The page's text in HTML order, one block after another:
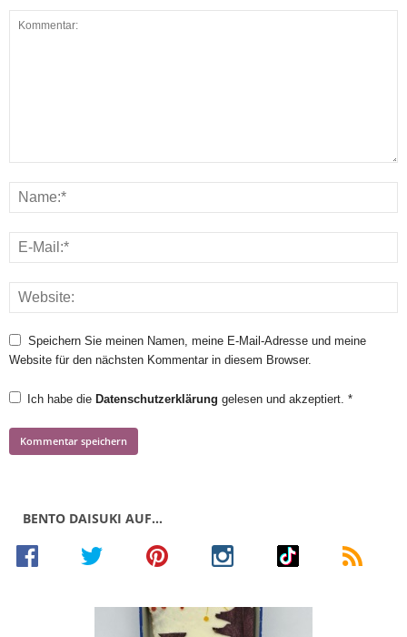
Speichern Sie meinen Namen, meine E-Mail-Adresse und meine
Website für den nächsten Kommentar in diesem Browser.
Ich habe die Datenschutzerklärung gelesen und akzeptiert. *
BENTO DAISUKI AUF…